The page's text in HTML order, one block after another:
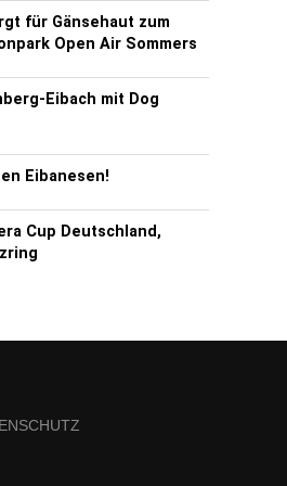
für Gänsehaut zum
Open Air Sommers
Eibach mit Dog
Eibanesen!
Cup Deutschland,